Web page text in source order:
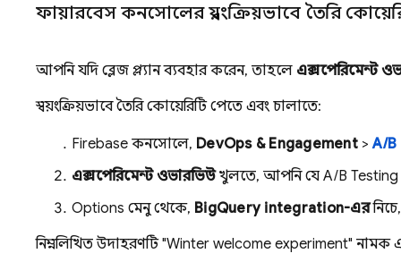
ফায়ারবেস কনসোলের স্বয়ংক্রিয়ভাবে তৈরি
আপনি যদি ব্লেজ প্ল্যান ব্যবহার করেন, তাহলে এক্সপেরিমেন্ট
স্বয়ংক্রিয়ভাবে তৈরি কোয়েরিটি পেতে এবং চালাতে:
Firebase কনসোলে, DevOps & Engagement>A/
এক্সপেরিমেন্ট ওভারভিউখুলতে, আপনি যেA/B Testing
Options মেনু থেকে, BigQueryintegration-এর
নিম্নলিখিত উদাহরণটি "Winter welcome experiment" নামক